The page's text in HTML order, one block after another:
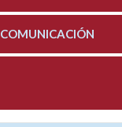
COMUNICACIÓN